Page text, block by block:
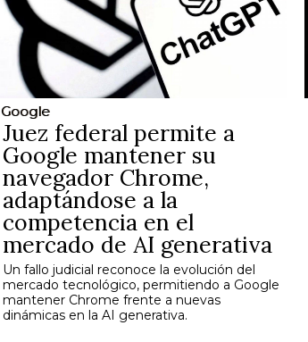
Google
Juez federal permite a
Google mantener su
navegador Chrome,
adaptándose a la
competencia en el
mercado de AI generativa
Un fallo judicial reconoce la evolución del
mercado tecnológico, permitiendo a Google
mantener Chrome frente a nuevas
dinámicas en la AI generativa.